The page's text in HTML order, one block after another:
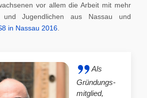
vor allem die Arbeit mit mehr
Jugendlichen aus Nassau und
in Nassau 2016
Als
Gründungs-
mitglied,